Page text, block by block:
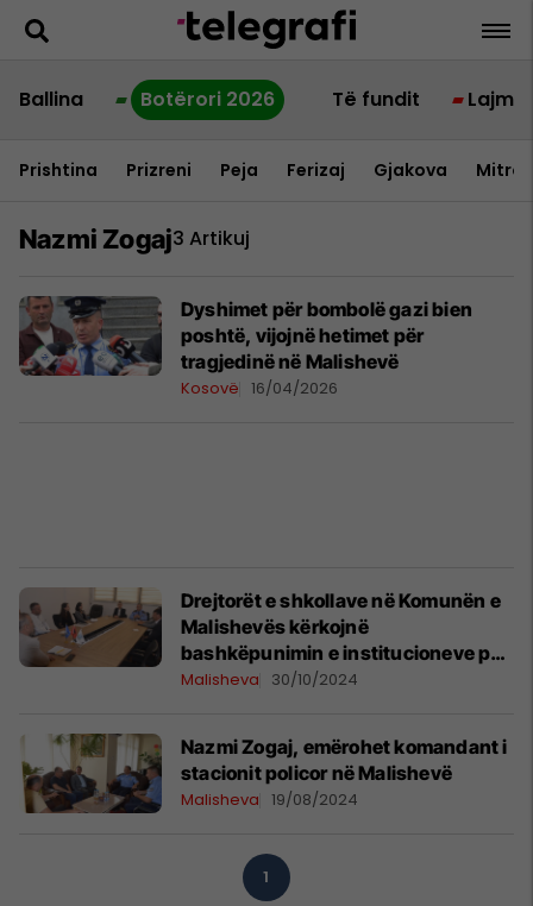
Ballina Botërori 2026 Të fundit Lajme
Prishtina Prizreni Peja Ferizaj Gjakova
Nazmi Zogaj3 Artikuj
Dyshimet për bombolë gazi bien
poshtë, vijojnë hetimet për
tragjedinë në Malishevë
Kosovë 16/04/2026
Drejtorët e shkollave në Komunën e
Malishevës kërkojnë
bashkëpunimin e institucioneve për
rritjen e sigurisë në shkolla
Malisheva 30/10/2024
Nazmi Zogaj, emërohet komandant i
stacionit policor në Malishevë
Malisheva 19/08/2024
1